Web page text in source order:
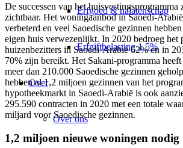
Erfgoed & nalatenschap
Erfgiftbelasting 1,5%
Over
Over ons
De successen van het
zichtbaar. Het woningaanbod in Saoedi-
verbeterd en veel Saoedische gezinnen
eigen huis verwezenlijkt. In 2020 bedroeg het
huizenbezitters in Saoedi-Arabië 62% en in
70% zijn bereikt. Het Sakani-programma heeft
meer dan 210.000 Saoedische gezinnen
hebben al 1,2 miljoen gezinnen van het
hypotheekmarkt in Saoedi-Arabië is ook
295.590 contracten in 2020 met een totale
miljard voor Saoedische gezinnen.
1,2 miljoen nieuwe woningen nodig